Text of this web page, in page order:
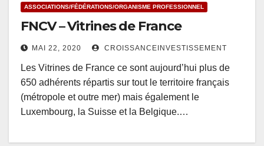
ASSOCIATIONS/FÉDÉRATIONS/ORGANISME PROFESSIONNEL
FNCV – Vitrines de France
MAI 22, 2020 CROISSANCEINVESTISSEMENT
Les Vitrines de France ce sont aujourd’hui plus de
650 adhérents répartis sur tout le territoire français
(métropole et outre mer) mais également le
Luxembourg, la Suisse et la Belgique.…